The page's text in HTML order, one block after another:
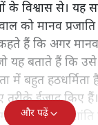
के विश्वास से।
को मानव
हैं कि अगर मानव
जो यह बताते हैं कि
में बहुत हठधर्मिता
तरीके ईजाद किए
गए अहिंसा और
और पढ़ें